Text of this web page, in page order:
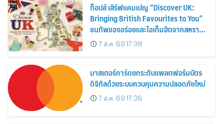
ท็อปส์ เสิร์ฟแคมเปญ “Discover UK:
Bringing British Favourites to You”
ขนทัพของอร่อยและไอเท็มฮิตจากสหราช
อาณาจักร ส่งตรงถึงมือตั้งแต่วันนี้ – 18
สิงหาคมนี้
7 ส.ค. 69 17:38
มาสเตอร์การ์ดยกระดับแพลตฟอร์มบัตร
ดิจิทัลด้วยระบบควบคุมความปลอดภัยใหม่
7 ส.ค. 69 17:36